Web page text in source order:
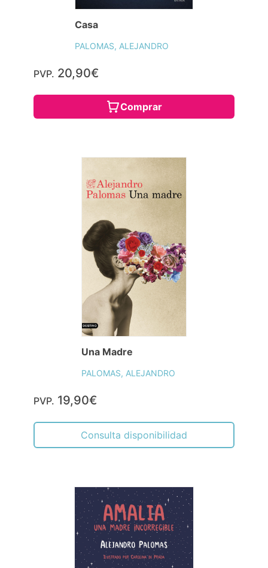
Casa
PALOMAS, ALEJANDRO
PVP. 20,90€
Comprar
Una Madre
PALOMAS, ALEJANDRO
PVP. 19,90€
Consulta disponibilidad